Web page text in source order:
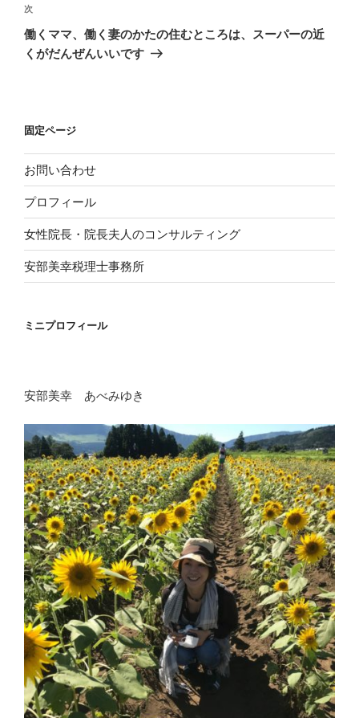
ゲ
ー
シ
次
の
投
次
働くママ、働く妻のかたの住むところは、スーパーの近
くがだんぜんいいです
固定ページ
お問い合わせ
プロフィール
女性院長・院長夫人のコンサルティング
安部美幸税理士事務所
ミニプロフィール
安部美幸 あべみゆき